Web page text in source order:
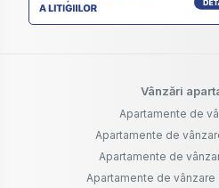
Vânzări
Apartamente de
Apartamente de
Apartamente de
Apartamente de vânzare